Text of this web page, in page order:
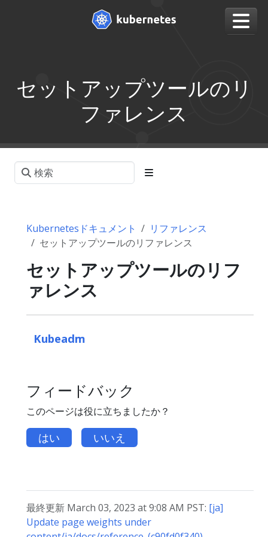
セットアップツールのリ
ファレンス
Kubernetesドキュメント
リファレンス
セットアップツールのリファレンス
セットアップツールのリフ
ァレンス
Kubeadm
フィードバック
このページは役に立ちましたか？
はい いいえ
最終更新 March 03, 2023 at 9:08 AM PST: [ja]
Update page weights under